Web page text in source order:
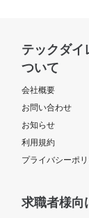
テックダイ
ついて
会社概要
お問い合わせ
お知らせ
利用規約
プライバシーポ
求職者様向